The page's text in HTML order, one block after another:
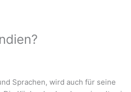
Sprachen, wird auch für seine